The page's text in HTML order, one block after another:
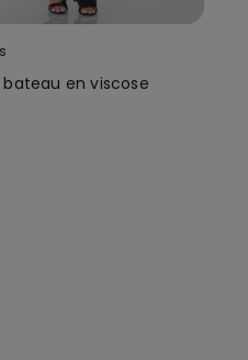
en viscose